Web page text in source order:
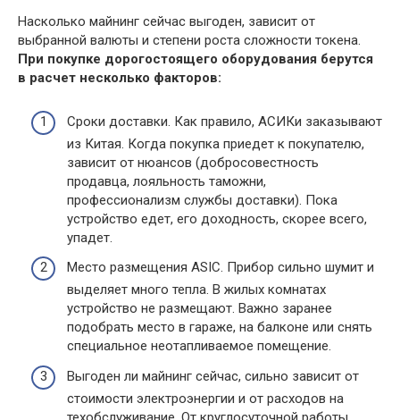
Насколько майнинг сейчас выгоден, зависит от
выбранной валюты и степени роста сложности токена.
При покупке дорогостоящего оборудования берутся
в расчет несколько факторов:
Сроки доставки. Как правило, АСИКи заказывают
из Китая. Когда покупка приедет к покупателю,
зависит от нюансов (добросовестность
продавца, лояльность таможни,
профессионализм службы доставки). Пока
устройство едет, его доходность, скорее всего,
упадет.
Место размещения ASIC. Прибор сильно шумит и
выделяет много тепла. В жилых комнатах
устройство не размещают. Важно заранее
подобрать место в гараже, на балконе или снять
специальное неотапливаемое помещение.
Выгоден ли майнинг сейчас, сильно зависит от
стоимости электроэнергии и от расходов на